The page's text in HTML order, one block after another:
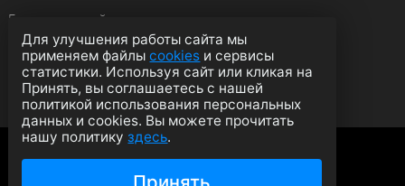
Гранитные мойки
Мойки из нержавейки
Смесители
Аксессуары
Политика конфиденциальности
Согласие на обработку данных
Для улучшения работы сайта мы
применяем файлыcookies и сервисы
статистики. Используя сайт или кликая на
Принять, вы соглашаетесь с нашей
политикой использования персональных
данных и cookies. Вы можете прочитать
нашу политикуздесь.